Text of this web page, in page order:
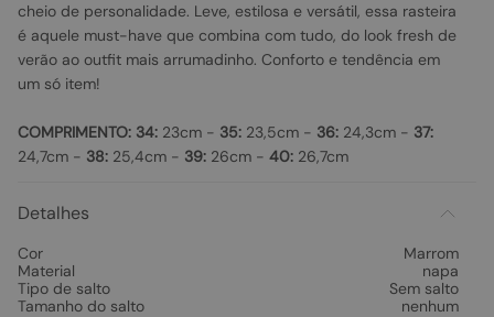
cheio de personalidade. Leve, estilosa e versátil, essa rasteira
é aquele must-have que combina com tudo, do look fresh de
verão ao outfit mais arrumadinho. Conforto e tendência em
um só item!
COMPRIMENTO: 34: 23cm - 35: 23,5cm - 36: 24,3cm - 37:
24,7cm - 38: 25,4cm - 39: 26cm - 40: 26,7cm
Detalhes
Cor
Marrom
Material
napa
Tipo de salto
Sem salto
Tamanho do salto
nenhum